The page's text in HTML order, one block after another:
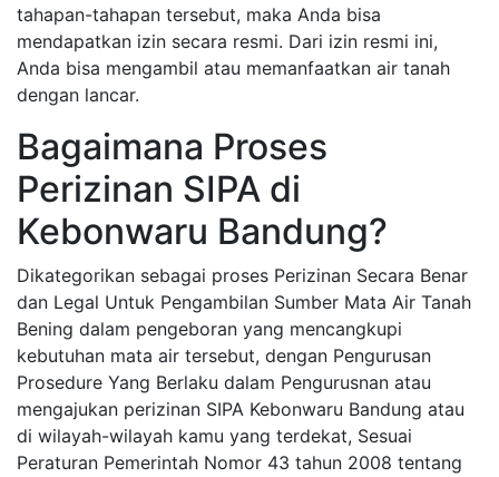
tahapan-tahapan tersebut, maka Anda bisa
mendapatkan izin secara resmi. Dari izin resmi ini,
Anda bisa mengambil atau memanfaatkan air tanah
dengan lancar.
Bagaimana Proses
Perizinan SIPA di
Kebonwaru Bandung?
Dikategorikan sebagai proses Perizinan Secara Benar
dan Legal Untuk Pengambilan Sumber Mata Air Tanah
Bening dalam pengeboran yang mencangkupi
kebutuhan mata air tersebut, dengan Pengurusan
Prosedure Yang Berlaku dalam Pengurusnan atau
mengajukan perizinan SIPA Kebonwaru Bandung atau
di wilayah-wilayah kamu yang terdekat, Sesuai
Peraturan Pemerintah Nomor 43 tahun 2008 tentang